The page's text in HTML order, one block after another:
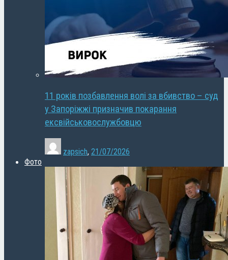
11 років позбавлення волі за вбивство – суд
у Запоріжжі призначив покарання
ексвійськовослужбовцю
zapsich, 21/07/2026
Фото